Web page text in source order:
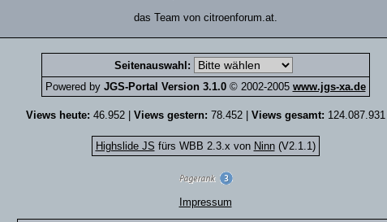
das Team von citroenforum.at.
Seitenauswahl:
Powered by JGS-Portal Version 3.1.0© 2002-2005 www.jgs-xa.de
Views heute: 46.952 | Views gestern: 78.452 | Views gesamt: 124.087.931
Highslide JS fürs WBB 2.3.x von Ninn(V2.1.1)
Impressum